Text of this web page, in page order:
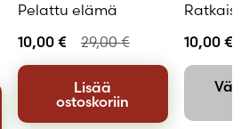
Pelattu elämä
10,00 € 29,00€
Lisää
ostoskoriin
10,00 €